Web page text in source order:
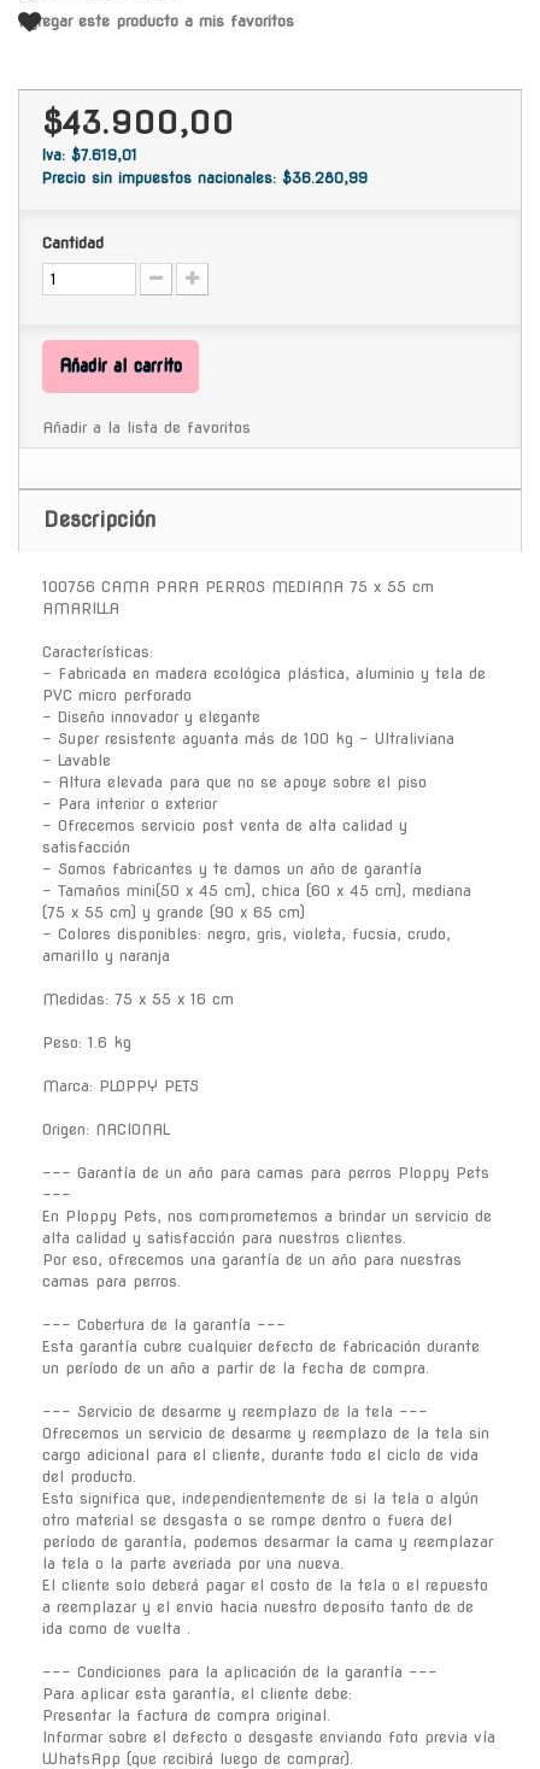
Agregar este producto a mis favoritos
$43.900,00
Iva: $7.619,01
Precio sin impuestos nacionales: $36.280,99
Cantidad
Añadir al carrito
Añadir a la lista de favoritos
Descripción
100756 CAMA PARA PERROS MEDIANA 75 x 55 cm
AMARILLA
Características:
- Fabricada en madera ecológica plástica, aluminio y tela de
PVC micro perforado
- Diseño innovador y elegante
- Super resistente aguanta más de 100 kg - Ultraliviana
- Lavable
- Altura elevada para que no se apoye sobre el piso
- Para interior o exterior
- Ofrecemos servicio post venta de alta calidad y
satisfacción
- Somos fabricantes y te damos un año de garantía
- Tamaños mini(50 x 45 cm), chica (60 x 45 cm), mediana
(75 x 55 cm) y grande (90 x 65 cm)
- Colores disponibles: negro, gris, violeta, fucsia, crudo,
amarillo y naranja
Medidas: 75 x 55 x 16 cm
Peso: 1.6 kg
Marca: PLOPPY PETS
Origen: NACIONAL
--- Garantía de un año para camas para perros Ploppy Pets
---
En Ploppy Pets, nos comprometemos a brindar un servicio de
alta calidad y satisfacción para nuestros clientes.
Por eso, ofrecemos una garantía de un año para nuestras
camas para perros.
--- Cobertura de la garantía ---
Esta garantía cubre cualquier defecto de fabricación durante
un período de un año a partir de la fecha de compra.
--- Servicio de desarme y reemplazo de la tela ---
Ofrecemos un servicio de desarme y reemplazo de la tela sin
cargo adicional para el cliente, durante todo el ciclo de vida
del producto.
Esto significa que, independientemente de si la tela o algún
otro material se desgasta o se rompe dentro o fuera del
período de garantía, podemos desarmar la cama y reemplazar
la tela o la parte averiada por una nueva.
El cliente solo deberá pagar el costo de la tela o el repuesto
a reemplazar y el envio hacia nuestro deposito tanto de de
ida como de vuelta .
--- Condiciones para la aplicación de la garantía ---
Para aplicar esta garantía, el cliente debe:
Presentar la factura de compra original.
Informar sobre el defecto o desgaste enviando foto previa vía
WhatsApp (que recibirá luego de comprar).